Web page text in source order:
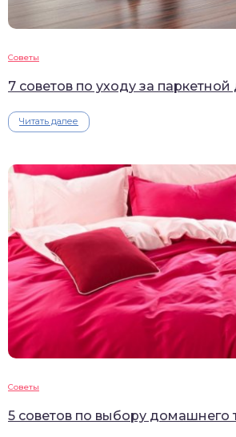
Советы
7 советов по уходу за паркетной
Читать далее
Советы
5 советов по выбору домашнего